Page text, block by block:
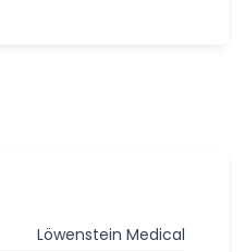
Löwenstein Medical